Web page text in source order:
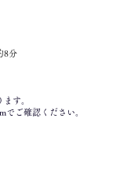
8分
す。
ご確認ください。